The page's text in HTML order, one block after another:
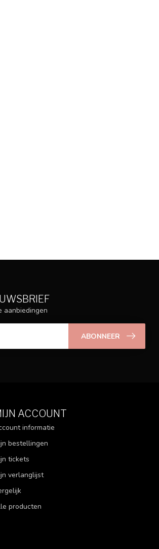
aanbiedingen
ABONNEER
ACCOUNT
informatie
bestellingen
tickets
verlanglijst
producten